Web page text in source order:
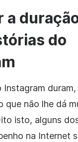
a
do
Instagram
que não lhe dá
isto, alguns
na Internet